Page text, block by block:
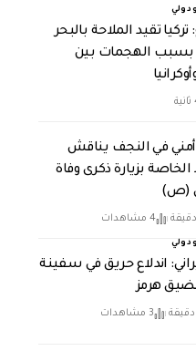
تركيا تقيد الملاحة بالبحر
بسبب الهجمات بين
أمني في النجف يناقش
بزيارة ذكرى وفاة
(ص)
4 مشاهدات
اندلاع حريق في سفينة
هرمز
3 مشاهدات